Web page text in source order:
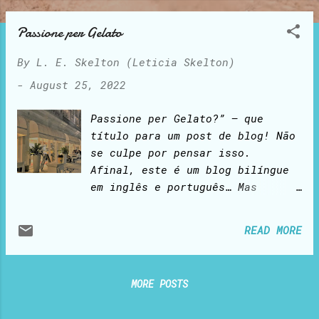
o
Passione per Gelato
By L. E. Skelton (Leticia Skelton)
- August 25, 2022
Passione per Gelato?” — que
título para um post de blog! Não
se culpe por pensar isso.
Afinal, este é um blog bilíngue
em inglês e português… Mas
lendo e em breve você descobrirá
onde quero chegar. Vou começar
início: Diminu í das as
READ MORE
MORE POSTS